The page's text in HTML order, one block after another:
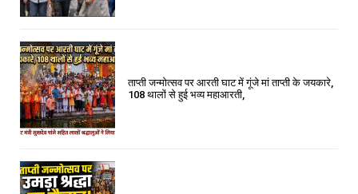
ताप्ती जन्मोत्सव पर आरती घाट में गूंजे मां ताप्ती के जयकारे,
108 थालों से हुई भव्य महाआरती,